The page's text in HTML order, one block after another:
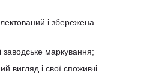
і збережена
заводське маркування;
вигляд і свої споживчі